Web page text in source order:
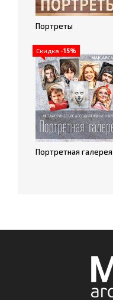
Портреты
Скидка -15%
Портретная галерея